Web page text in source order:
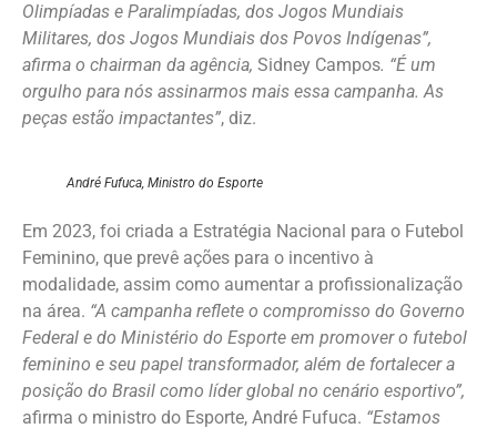
Olimpíadas e Paralimpíadas, dos Jogos Mundiais
Militares, dos Jogos Mundiais dos Povos Indígenas”,
afirma o chairman da agência, Sidney Campos. “É um
orgulho para nós assinarmos mais essa campanha. As
peças estão impactantes”, diz.
André Fufuca, Ministro do Esporte
Em 2023, foi criada a Estratégia Nacional para o Futebol
Feminino, que prevê ações para o incentivo à
modalidade, assim como aumentar a profissionalização
na área. “A campanha reflete o compromisso do Governo
Federal e do Ministério do Esporte em promover o futebol
feminino e seu papel transformador, além de fortalecer a
posição do Brasil como líder global no cenário esportivo”,
afirma o ministro do Esporte, André Fufuca. “Estamos